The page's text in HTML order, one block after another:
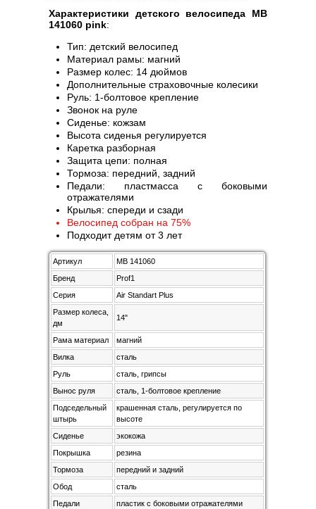
Характеристики детского велосипеда MB
141060 pink:
Тип: детский велосипед
Материал рамы: магний
Размер колес: 14 дюймов
Дополнительные страховочные колесики
Руль: 1-болтовое крепление
Звонок на руле
Сиденье: кожзам
Высота сиденья регулируется
Каретка разборная
Защита цепи: полная
Тормоза: передний, задний
Педали: пластмасса с боковыми
отражателями
Крылья: спереди и сзади
Велосипед собран на 75%
Подходит детям от 3 лет
Артикул
MB 141060
Бренд
Prof1
Серия
Air Standart Plus
Размер колеса,
дм
14"
Рама материал
магний
Вилка
сталь
Руль
сталь, грипсы
Вынос руля
сталь, 1-болтовое крепление
Подседельный
штырь
крашенная сталь, регулируется по
высоте
Сиденье
экокожа
Покрышка
резина
Тормоза
передний и задний
Обод
сталь
Педали
пластик с боковыми отражателями